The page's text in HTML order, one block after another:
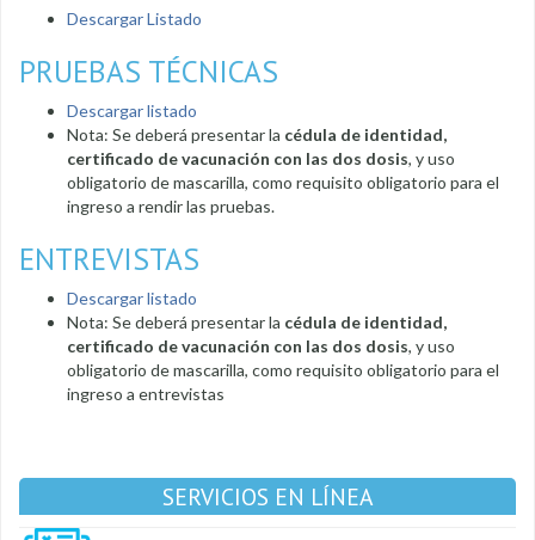
Descargar Listado
PRUEBAS TÉCNICAS
Descargar listado
Nota: Se deberá presentar la cédula de identidad,
certificado de vacunación con las dos dosis, y uso
obligatorio de mascarilla, como requisito obligatorio para el
ingreso a rendir las pruebas.
ENTREVISTAS
Descargar listado
Nota: Se deberá presentar la cédula de identidad,
certificado de vacunación con las dos dosis, y uso
obligatorio de mascarilla, como requisito obligatorio para el
ingreso a entrevistas
SERVICIOS EN LÍNEA